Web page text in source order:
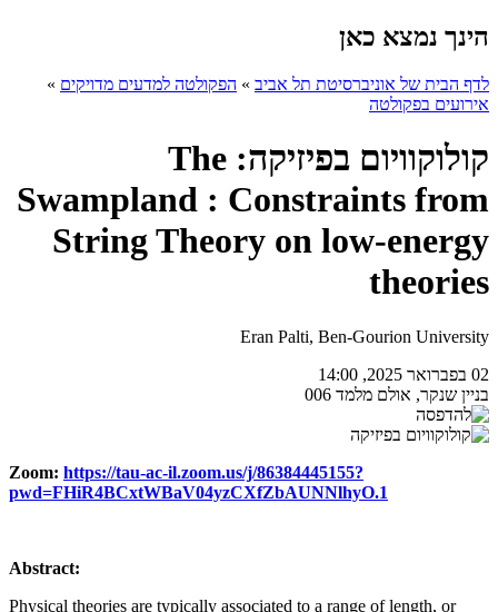
הינך נמצא כאן
לדף הבית של אוניברסיטת תל אביב » הפקולטה למדעים מדויקים »
אירועים בפקולטה
קולוקוויום בפיזיקה: The
Swampland : Constraints from
String Theory on low-energy
theories
Eran Palti, Ben-Gourion University
02 בפברואר 2025, 14:00
בניין שנקר, אולם מלמד 006
Zoom: https://tau-ac-il.zoom.us/j/86384445155?
pwd=FHiR4BCxtWBaV04yzCXfZbAUNNlhyO.1
Abstract:
Physical theories are typically associated to a range of length, or